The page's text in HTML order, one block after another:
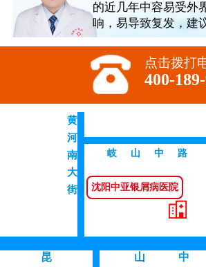
的近几年中容易受外
响，易导致复发，建
点击拨打
400-
黄
河
南
大
街
沈阳中亚银屑病医院
岐山中路
昆 山 中